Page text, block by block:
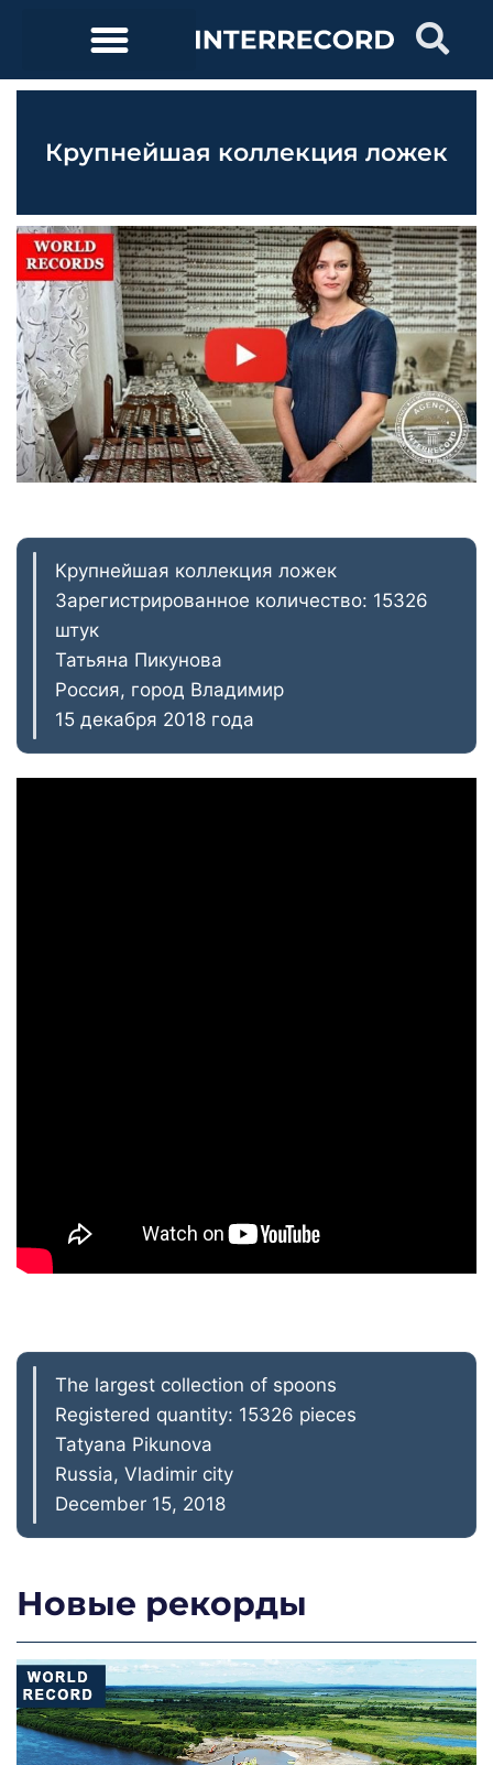
Крупнейшая коллекция ложек
Крупнейшая коллекция ложек
Зарегистрированное количество: 15326
штук
Татьяна Пикунова
Россия, город Владимир
15 декабря 2018 года
The largest collection of spoons
Registered quantity: 15326 pieces
Tatyana Pikunova
Russia, Vladimir city
December 15, 2018
Новые рекорды